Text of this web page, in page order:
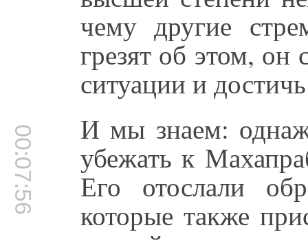
чему другие
грезят об этом, он
ситуации и
00:07:56 И мы знаем:
убежать к
Его отослали
которые также